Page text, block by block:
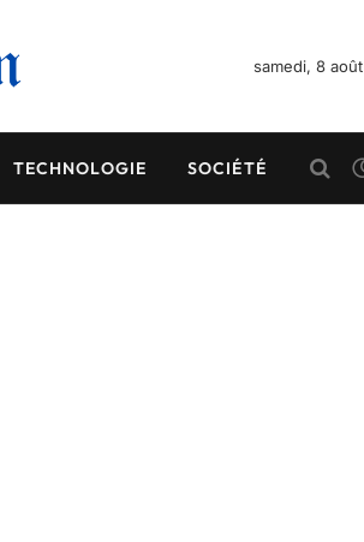
samedi, 8 août
TECHNOLOGIE SOCIÉTÉ